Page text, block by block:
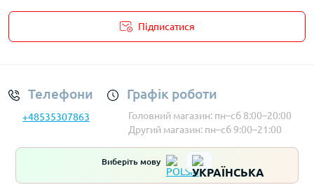
Підписатися
Телефони
+48535307863
Графік роботи
Головний магазин: пн–сб 8:00–20:00
Другий магазин: пн–сб 9:00–21:00
Виберіть мову